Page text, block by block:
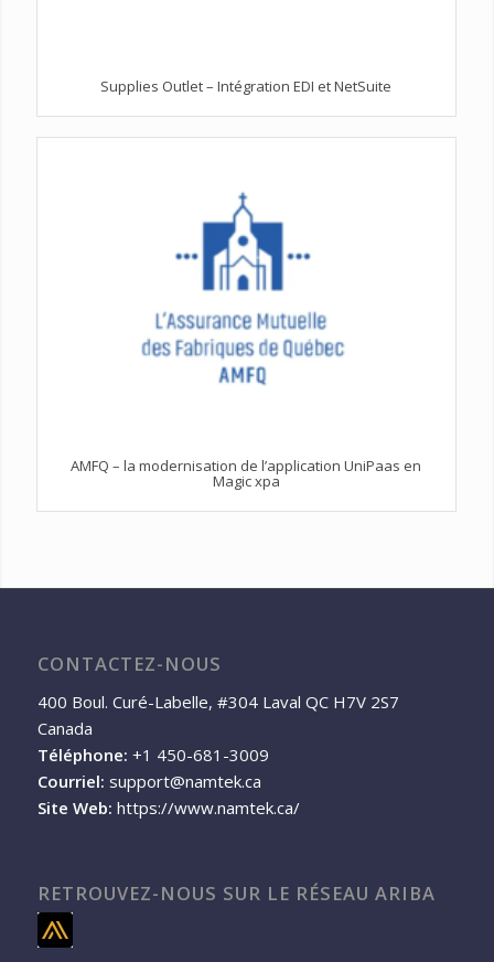
Supplies Outlet – Intégration EDI et NetSuite
AMFQ – la modernisation de l’application UniPaas en
Magic xpa
CONTACTEZ-NOUS
400 Boul. Curé-Labelle, #304 Laval QC H7V 2S7
Canada
Téléphone: +1 450-681-3009
Courriel: support@namtek.ca
Site Web: https://www.namtek.ca/
RETROUVEZ-NOUS SUR LE RÉSEAU ARIBA